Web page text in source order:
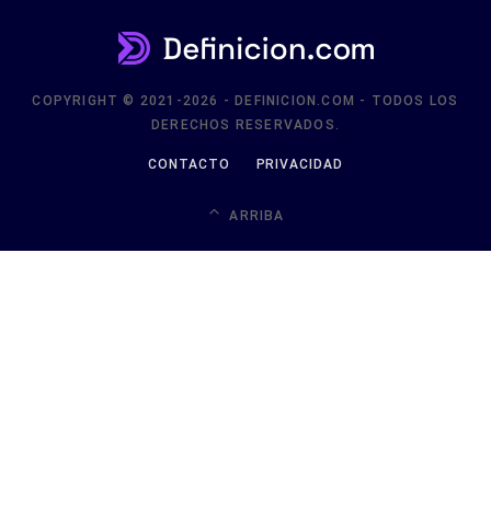
COPYRIGHT © 2021-2026 - DEFINICION.COM - TODOS LOS
DERECHOS RESERVADOS.
CONTACTO PRIVACIDAD
ARRIBA